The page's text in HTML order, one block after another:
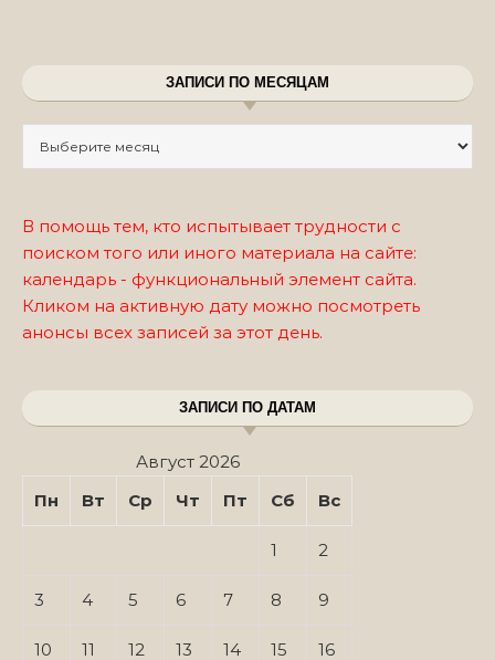
ЗАПИСИ ПО МЕСЯЦАМ
В помощь тем, кто испытывает трудности с
поиском того или иного материала на сайте:
календарь - функциональный элемент сайта.
Кликом на активную дату можно посмотреть
анонсы всех записей за этот день.
ЗАПИСИ ПО ДАТАМ
Август 2026
Пн
Вт Ср Чт Пт Сб Вс
1 2
3 4 5 6 7 8 9
10 11 12 13 14 15 16